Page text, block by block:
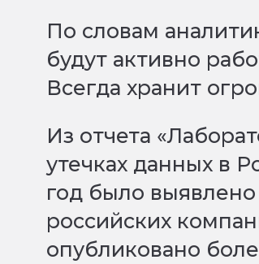
По словам
будут активно
Всегда хранит
Из отчета
утечках данных в
год было выявлено
российских
опубликовано